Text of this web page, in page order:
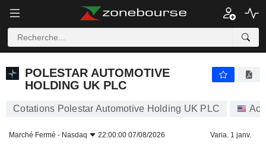
POLESTAR AUTOMOTIVE HOLDING UK PLC 14,23
POLESTAR AUTOMOTIVE
HOLDING UK PLC
Cotations Polestar Automotive Holding UK PLC
Marché Fermé - Nasdaq 22:00:00 07/08/2026 Varia. 1 janv.